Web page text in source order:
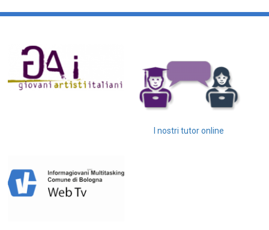
I nostri tutor online